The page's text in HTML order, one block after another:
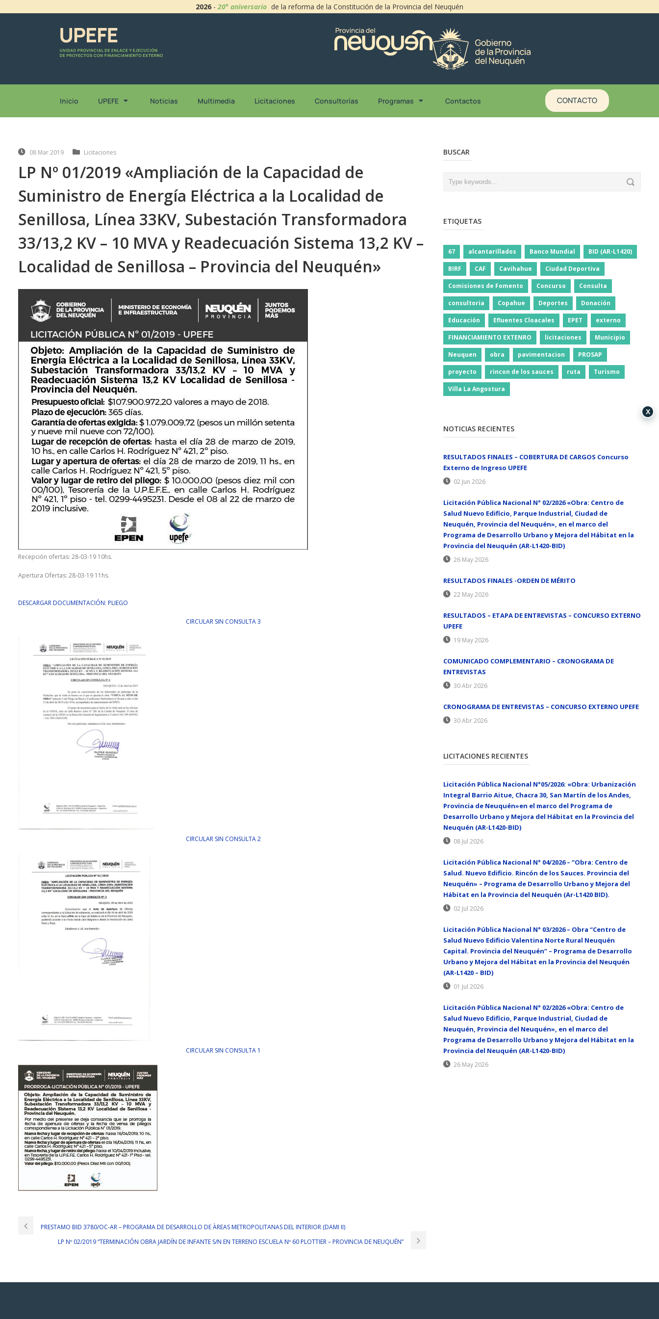
2026 -20° aniversario de la reforma de la Constitución de la Provincia del Neuquén
Inicio UPEFE Noticias Multimedia Licitaciones Consultorías Programas Contactos CONTACTO
08 Mar 2019 Licitaciones
LP Nº 01/2019 «Ampliación de la Capacidad de
Suministro de Energía Eléctrica a la Localidad de
Senillosa, Línea 33KV, Subestación Transformadora
33/13,2 KV – 10 MVA y Readecuación Sistema 13,2 KV –
Localidad de Senillosa – Provincia del Neuquén»
Recepción ofertas: 28-03-19 10hs.
Apertura Ofertas: 28-03-19 11hs.
DESCARGAR DOCUMENTACIÓN: PLIEGO
CIRCULAR SIN CONSULTA 3
CIRCULAR SIN CONSULTA 2
CIRCULAR SIN CONSULTA 1
PRESTAMO BID 3780/OC-AR – PROGRAMA DE DESARROLLO DE ÀREAS METROPOLITANAS DEL INTERIOR (DAMI II)
LP Nº 02/2019 “TERMINACIÓN OBRA JARDÍN DE INFANTE S/N EN TERRENO ESCUELA Nº 60 PLOTTIER – PROVINCIA DE NEUQUÉN”
BUSCAR
ETIQUETAS
67 alcantarillados Banco Mundial BID (AR-L1420)
BIRF CAF Cavihahue Ciudad Deportiva
Comisiones de Fomento Concurso Consulta
consultoria Copahue Deportes Donación
Educación Efluentes Cloacales EPET externo
FINANCIAMIENTO EXTENRO licitaciones Municipio
Neuquen obra pavimentacion PROSAP
proyecto rincon de los sauces ruta Turismo
Villa La Angostura
NOTICIAS RECIENTES
RESULTADOS FINALES – COBERTURA DE CARGOS Concurso
Externo de Ingreso UPEFE
02 Jun 2026
Licitación Pública Nacional N° 02/2026 «Obra: Centro de
Salud Nuevo Edificio, Parque Industrial, Ciudad de
Neuquén, Provincia del Neuquén», en el marco del
Programa de Desarrollo Urbano y Mejora del Hábitat en la
Provincia del Neuquén (AR-L1420-BID)
26 May 2026
RESULTADOS FINALES -ORDEN DE MÉRITO
22 May 2026
RESULTADOS – ETAPA DE ENTREVISTAS – CONCURSO EXTERNO
UPEFE
19 May 2026
COMUNICADO COMPLEMENTARIO – CRONOGRAMA DE
ENTREVISTAS
30 Abr 2026
CRONOGRAMA DE ENTREVISTAS – CONCURSO EXTERNO UPEFE
30 Abr 2026
LICITACIONES RECIENTES
Licitación Pública Nacional N°05/2026: «Obra: Urbanización
Integral Barrio Aitue, Chacra 30, San Martín de los Andes,
Provincia de Neuquén»en el marco del Programa de
Desarrollo Urbano y Mejora del Hábitat en la Provincia del
Neuquén (AR-L1420-BID)
08 Jul 2026
Licitación Pública Nacional N° 04/2026 – “Obra: Centro de
Salud. Nuevo Edificio. Rincón de los Sauces. Provincia del
Neuquén» – Programa de Desarrollo Urbano y Mejora del
Hábitat en la Provincia del Neuquén (Ar-L1420 BID).
02 Jul 2026
Licitación Pública Nacional N° 03/2026 – Obra “Centro de
Salud Nuevo Edificio Valentina Norte Rural Neuquén
Capital. Provincia del Neuquén” – Programa de Desarrollo
Urbano y Mejora del Hábitat en la Provincia del Neuquén
(AR-L1420 – BID)
01 Jul 2026
Licitación Pública Nacional N° 02/2026 «Obra: Centro de
Salud Nuevo Edificio, Parque Industrial, Ciudad de
Neuquén, Provincia del Neuquén», en el marco del
Programa de Desarrollo Urbano y Mejora del Hábitat en la
Provincia del Neuquén (AR-L1420-BID)
26 May 2026
X